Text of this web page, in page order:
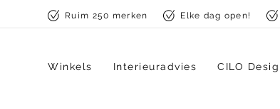
Skip to contentRuim 250 merken Elke dag open!
Winkels Interieuradvies CILO